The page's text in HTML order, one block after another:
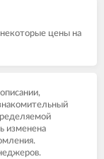
цены на
изменена